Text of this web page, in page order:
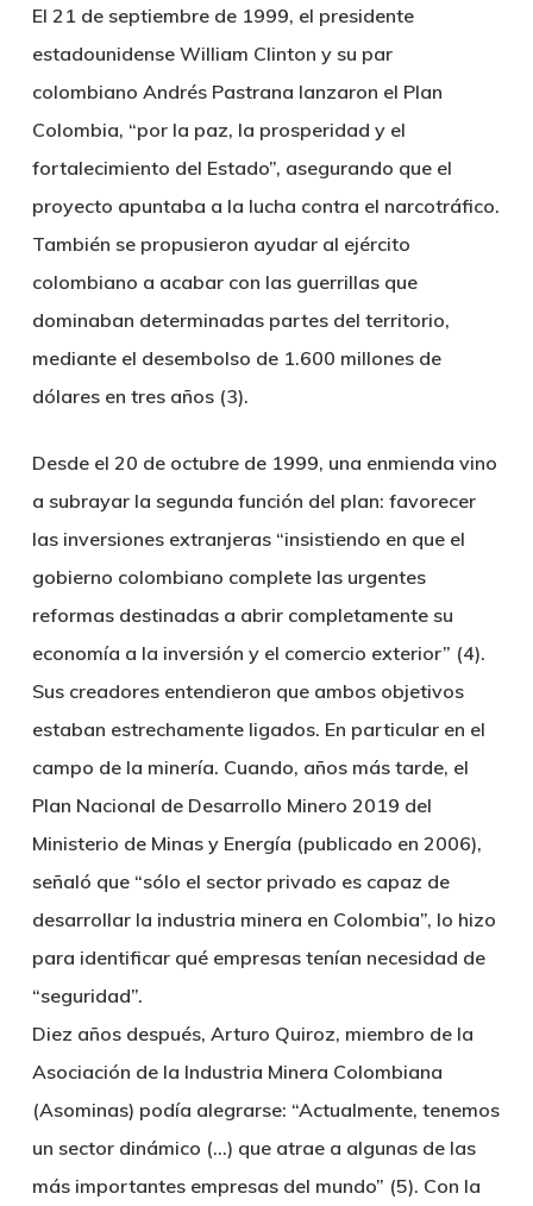
El 21 de septiembre de 1999, el presidente
estadounidense William Clinton y su par
colombiano Andrés Pastrana lanzaron el Plan
Colombia, “por la paz, la prosperidad y el
fortalecimiento del Estado”, asegurando que el
proyecto apuntaba a la lucha contra el narcotráfico.
También se propusieron ayudar al ejército
colombiano a acabar con las guerrillas que
dominaban determinadas partes del territorio,
mediante el desembolso de 1.600 millones de
dólares en tres años (3).
Desde el 20 de octubre de 1999, una enmienda vino
a subrayar la segunda función del plan: favorecer
las inversiones extranjeras “insistiendo en que el
gobierno colombiano complete las urgentes
reformas destinadas a abrir completamente su
economía a la inversión y el comercio exterior” (4).
Sus creadores entendieron que ambos objetivos
estaban estrechamente ligados. En particular en el
campo de la minería. Cuando, años más tarde, el
Plan Nacional de Desarrollo Minero 2019 del
Ministerio de Minas y Energía (publicado en 2006),
señaló que “sólo el sector privado es capaz de
desarrollar la industria minera en Colombia”, lo hizo
para identificar qué empresas tenían necesidad de
“seguridad”.
Diez años después, Arturo Quiroz, miembro de la
Asociación de la Industria Minera Colombiana
(Asominas) podía alegrarse: “Actualmente, tenemos
un sector dinámico (…) que atrae a algunas de las
más importantes empresas del mundo” (5). Con la